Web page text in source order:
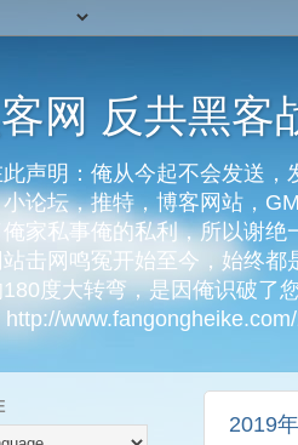
网 反共黑客
此声明：俺从今起不会发送
论坛，推特，博客网站，
家私事俺的私利，所以谢
站击网鸣冤开始至今，始终
度大转弯，是因俺识破了
2019